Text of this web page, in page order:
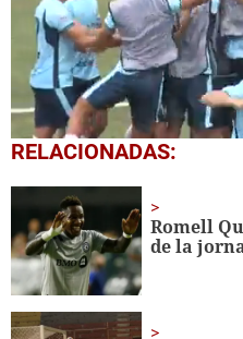
0
of
minute,
seconds
RELACIONADAS:
Romell
de la